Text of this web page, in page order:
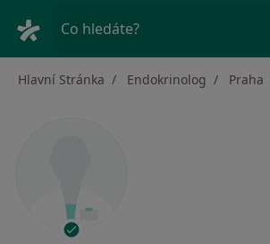
Co hledáte?
Hlavní Stránka Endokrinolog Praha